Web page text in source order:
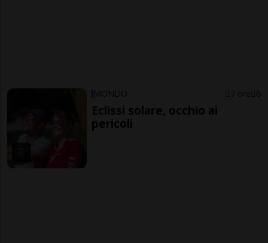
MONDO 7 ore 6
Eclissi solare, occhio ai
pericoli